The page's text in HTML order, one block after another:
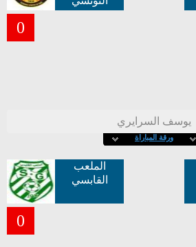
0
يوسف السرايري
ورقة المباراة
الملعب
القابسي
0